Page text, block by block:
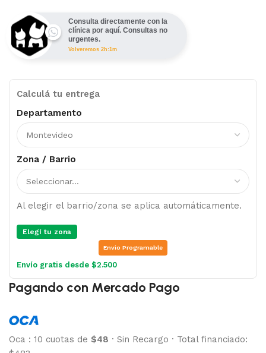
Consulta directamente con la
clínica por aquí. Consultas no
urgentes.
Volveremos 2h:1m
Calculá tu entrega
Departamento
Zona / Barrio
Al elegir el barrio/zona se aplica automáticamente.
Elegí tu zona
Envio Programable
Envío gratis desde $2.500
Pagando con Mercado Pago
Oca : 10 cuotas de $48 · Sin Recargo · Total financiado: